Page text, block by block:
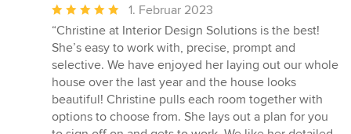
Durchschnittliche
Bewertung:
5
von
5
Sternen
1. Februar 2023
“Christine at Interior Design Solutions is the best!
She’s easy to work with, precise, prompt and
selective. We have enjoyed her laying out our whole
house over the last year and the house looks
beautiful! Christine pulls each room together with
options to choose from. She lays out a plan for you